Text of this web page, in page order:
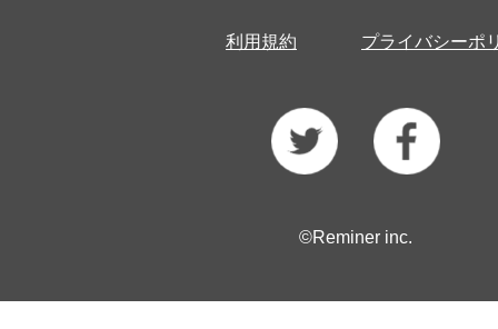
利用規約 プライバシーポ
©Reminer inc.